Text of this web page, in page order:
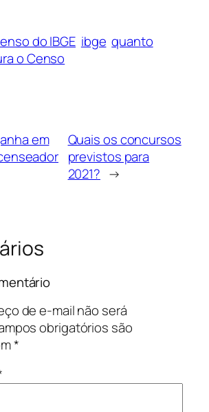
do IBGE ibge quanto
o Censo
em
Quais os concursos
previstos para
2021? →
de e-mail não será
obrigatórios são
*